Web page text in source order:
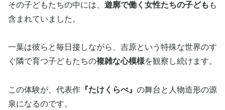
その子どもたちの中には、 遊廓で働く女性たちの子ども も
含まれていました。
一葉は彼らと毎日接しながら、吉原という特殊な世界のす
ぐ隣で育つ子どもたちの複雑な心模様を観察し続けます。
この体験が、代表作 『たけくらべ』 の舞台と人物造形の源
泉になるのです。